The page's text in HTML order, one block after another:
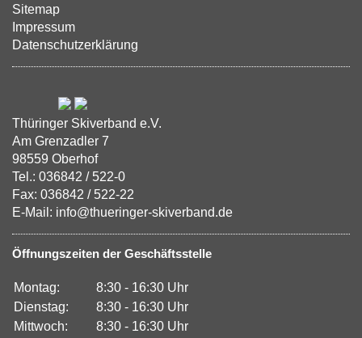
Sitemap
Impressum
Datenschutzerklärung
Thüringer Skiverband e.V.
Am Grenzadler 7
98559 Oberhof
Tel.: 036842 / 522-0
Fax: 036842 / 522-22
E-Mail: info@thueringer-skiverband.de
Öffnungszeiten der Geschäftsstelle
Montag:
8:30 - 16:30 Uhr
Dienstag:
8:30 - 16:30 Uhr
Mittwoch:
8:30 - 16:30 Uhr